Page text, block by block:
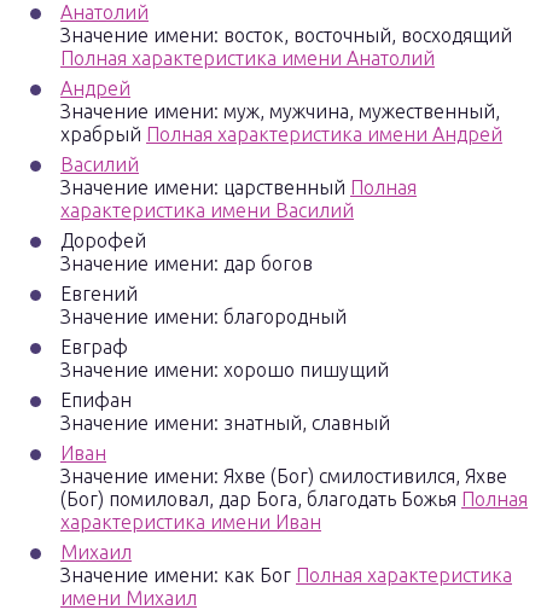
Анатолий
Значение имени: восток, восточный, восходящий
Полная характеристика имени Анатолий
Андрей
Значение имени: муж, мужчина, мужественный,
храбрый Полная характеристика имени Андрей
Василий
Значение имени: царственный Полная
характеристика имени Василий
Дорофей
Значение имени: дар богов
Евгений
Значение имени: благородный
Евграф
Значение имени: хорошо пишущий
Епифан
Значение имени: знатный, славный
Иван
Значение имени: Яхве (Бог) смилостивился, Яхве
(Бог) помиловал, дар Бога, благодать Божья Полная
характеристика имени Иван
Михаил
Значение имени: как Бог Полная характеристика
имени Михаил